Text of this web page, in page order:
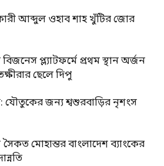
আব্দুল ওহাব শাহ খুঁটির জোর
প্ল্যাটফর্মে প্রথম স্থান অর্জন
ছেলে দিপু
যৌতুকের জন্য শ্বশুরবাড়ির নৃশংস
সৈকত মোহান্তর বাংলাদেশ ব্যাংকের